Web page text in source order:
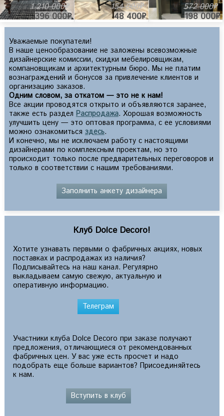
1 210 000₽
396 000₽
154 000₽
48 400₽
572 000₽
198 000₽
Уважаемые покупатели!
В наше ценообразование не заложены всевозможные
дизайнерские комиссии, скидки мебелировщикам,
компановщикам и архитектурным бюро. Мы не платим
вознаграждений и бонусов за привлечение клиентов и
организацию заказов.
Одним словом, за откатом — это не к нам!
Все акции проводятся открыто и объявляются заранее,
также есть раздел Распродажа. Хорошая возможность
улучшить цену — это оптовая программа, с ее условиями
можно ознакомиться здесь.
И конечно, мы не исключаем работу с настоящими
дизайнерами по комплексным проектам, но это
происходит только после предварительных переговоров и
только в соответствии с нашим требованиями.
Заполнить анкету дизайнера
Клуб Dolce Decoro!
Хотите узнавать первыми о фабричных акциях, новых
поставках и распродажах из наличия?
Подписывайтесь на наш канал. Регулярно
выкладываем самую свежую, актуальную и
оперативную информацию.
Телеграм
Участники клуба Dolce Decoro при заказе получают
предложения, отличающиеся от рекомендованных
фабричных цен. У вас уже есть просчет и надо
подобрать еще больше вариантов? Присоединяйтесь
к нам.
Вступить в клуб